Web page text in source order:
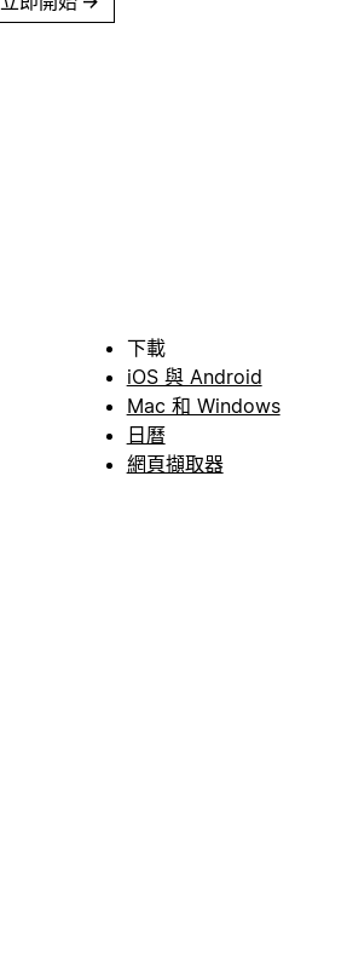
下載
iOS 與 Android
Mac 和 Windows
日曆
網頁擷取器